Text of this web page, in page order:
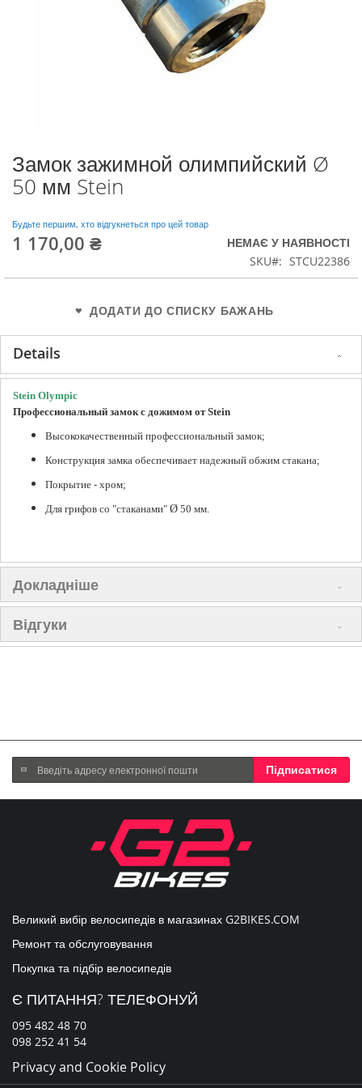
Перейти
до
початку
зображень
Замок зажимной олимпийский Ø
50 мм Stein
Будьте першим, хто відгукнеться про цей товар
1 170,00 ₴
НЕМАЄ У НАЯВНОСТІ
SKU
STCU22386
ДОДАТИ ДО СПИСКУ БАЖАНЬ
Details
Stein Olympic
Профессиональный замок с дожимом от Stein
Высококачественный профессиональный замок;
Конструкция замка обеспечивает надежный обжим стакана;
Покрытие - хром;
Для грифов со "стаканами" Ø 50 мм.
Докладніше
Відгуки
Підпишіться
на
нашу
Підписатися
Великий вибір велосипедів в магазинах G2BIKES.COM
Ремонт та обслуговування
Покупка та підбір велосипедів
Є ПИТАННЯ? ТЕЛЕФОНУЙ
095 482 48 70
098 252 41 54
Privacy and Cookie Policy